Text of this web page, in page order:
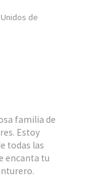
de
familia de
Estoy
todas las
encanta tu